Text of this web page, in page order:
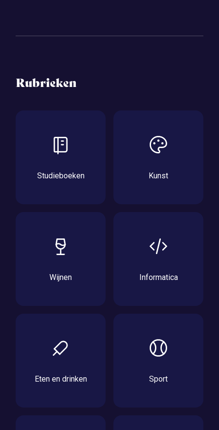
Rubrieken
Studieboeken Kunst
Wijnen Informatica
Eten en drinken Sport